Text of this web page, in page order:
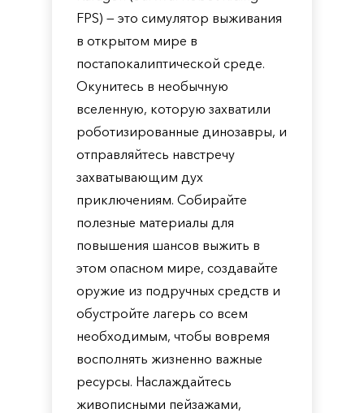
FPS) — это симулятор выживания
в открытом мире в
постапокалиптической среде.
Окунитесь в необычную
вселенную, которую захватили
роботизированные динозавры, и
отправляйтесь навстречу
захватывающим дух
приключениям. Собирайте
полезные материалы для
повышения шансов выжить в
этом опасном мире, создавайте
оружие из подручных средств и
обустройте лагерь со всем
необходимым, чтобы вовремя
восполнять жизненно важные
ресурсы. Наслаждайтесь
живописными пейзажами,